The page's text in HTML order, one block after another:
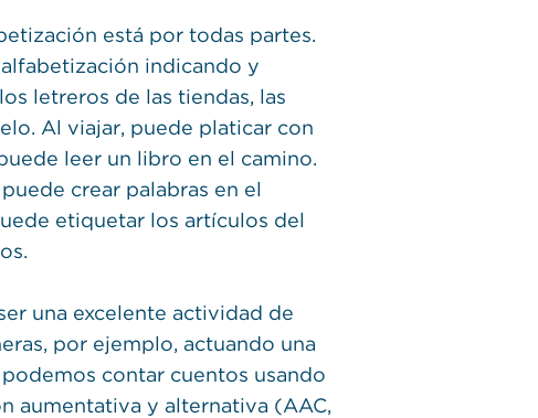
está por todas partes.
indicando y
letreros de las tiendas, las
Al viajar, puede platicar con
leer un libro en el camino.
crear palabras en el
etiquetar los artículos del
una excelente actividad de
por ejemplo, actuando una
contar cuentos usando
aumentativa y alternativa (AAC,